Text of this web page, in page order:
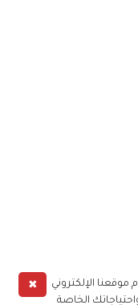
✖
الإلكتروني
الخاصة